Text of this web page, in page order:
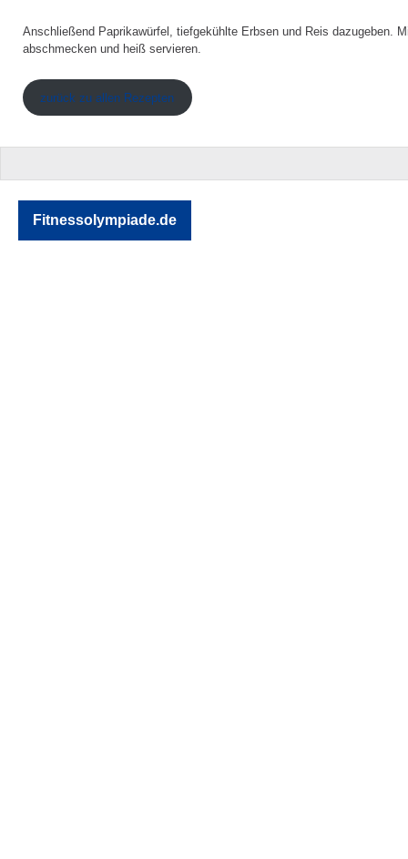
Anschließend Paprikawürfel, tiefgekühlte Erbsen und Reis dazugeben.
abschmecken und heiß servieren.
zurück zu allen Rezepten
Fitnessolympiade.de